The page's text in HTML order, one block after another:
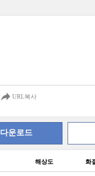
URL복사
다운로드
해상도 화